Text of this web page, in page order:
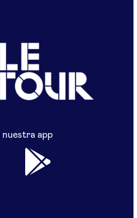
nuestra app